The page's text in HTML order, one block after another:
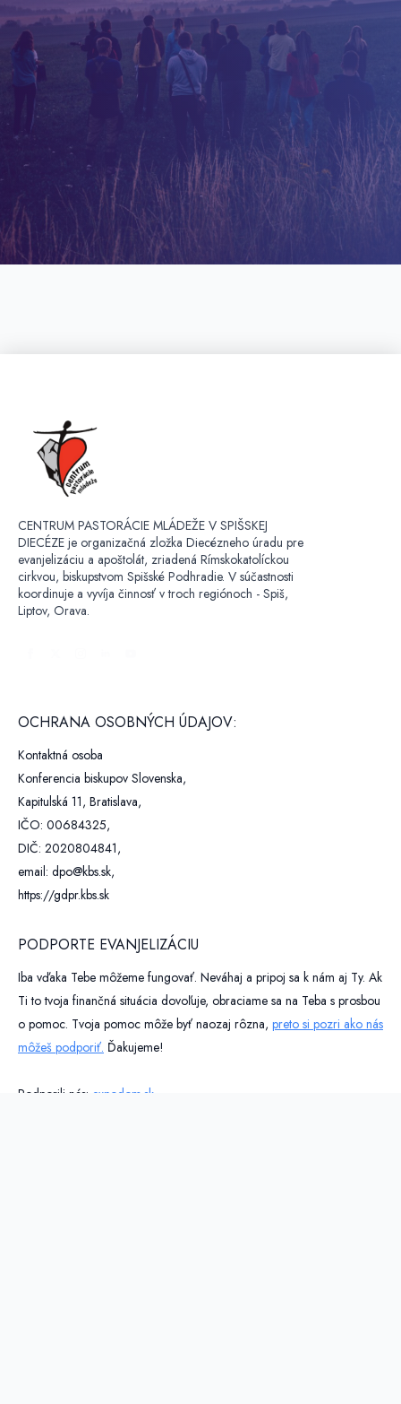
CENTRUM PASTORÁCIE MLÁDEŽE V SPIŠSKEJ
DIECÉZE je organizačná zložka Diecézneho úradu pre
evanjelizáciu a apoštolát, zriadená Rímskokatolíckou
cirkvou, biskupstvom Spišské Podhradie. V súčastnosti
koordinuje a vyvíja činnosť v troch regiónoch - Spiš,
Liptov, Orava.
OCHRANA OSOBNÝCH ÚDAJOV:
Kontaktná osoba
Konferencia biskupov Slovenska,
Kapitulská 11, Bratislava,
IČO: 00684325,
DIČ: 2020804841,
email: dpo@kbs.sk,
https://gdpr.kbs.sk
PODPORTE EVANJELIZÁCIU
Iba vďaka Tebe môžeme fungovať. Neváhaj a pripoj sa k nám aj Ty. Ak
Ti to tvoja finančná situácia dovoľuje, obraciame sa na Teba s prosbou
o pomoc. Tvoja pomoc môže byť naozaj rôzna, preto si pozri ako nás
môžeš podporiť. Ďakujeme!
Podporili nás: expodom.sk